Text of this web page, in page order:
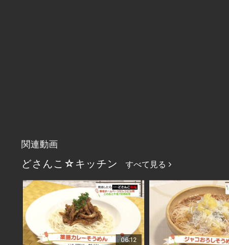
関連動画
どさんこ☆キッチン すべて見る
06:12